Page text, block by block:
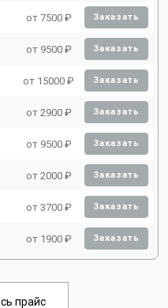
от 7500 ₽ Заказать
от 9500 ₽ Заказать
от 15000 ₽ Заказать
от 2900 ₽ Заказать
от 9500 ₽ Заказать
от 2000 ₽ Заказать
от 3700 ₽ Заказать
от 1900 ₽ Заказать
прайс